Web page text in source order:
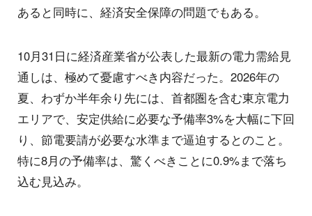
あると同時に、経済安全保障の問題でもある。
10月31日に経済産業省が公表した最新の電力需給見
通しは、極めて憂慮すべき内容だった。2026年の
夏、わずか半年余り先には、首都圏を含む東京電力
エリアで、安定供給に必要な予備率3%を大幅に下回
り、節電要請が必要な水準まで逼迫するとのこと。
特に8月の予備率は、驚くべきことに0.9%まで落ち
込む見込み。